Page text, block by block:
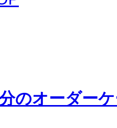
のオーダー